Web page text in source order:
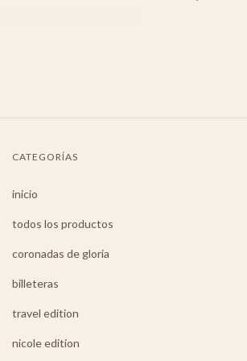
CATEGORÍAS
inicio
todos los productos
coronadas de gloria
billeteras
travel edition
nicole edition